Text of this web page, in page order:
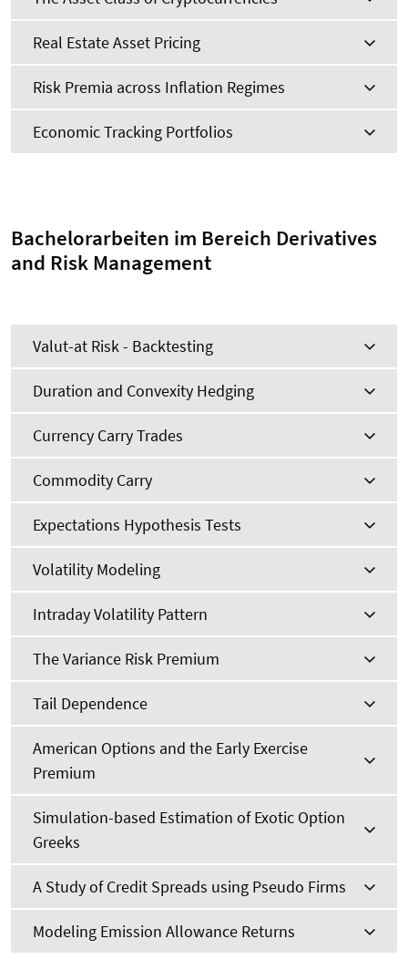
Real Estate Asset Pricing
Risk Premia across Inflation Regimes
Economic Tracking Portfolios
Bachelorarbeiten im Bereich Derivatives
and Risk Management
Valut-at Risk - Backtesting
Duration and Convexity Hedging
Currency Carry Trades
Commodity Carry
Expectations Hypothesis Tests
Volatility Modeling
Intraday Volatility Pattern
The Variance Risk Premium
Tail Dependence
American Options and the Early Exercise
Premium
Simulation-based Estimation of Exotic Option
Greeks
A Study of Credit Spreads using Pseudo Firms
Modeling Emission Allowance Returns